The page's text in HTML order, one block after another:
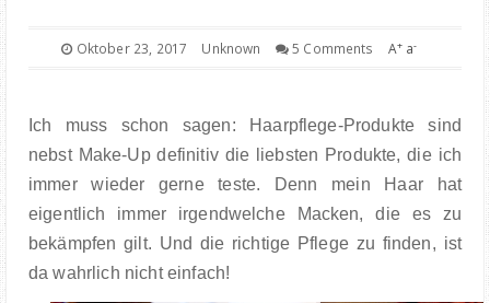
TRAVEL
KIEL INSIGHTS
COOPERATION
Oktober 23, 2017 Unknown 5 Comments A+ a-
Ich muss schon sagen: Haarpflege-Produkte sind
nebst Make-Up definitiv die liebsten Produkte, die ich
immer wieder gerne teste. Denn mein Haar hat
eigentlich immer irgendwelche Macken, die es zu
bekämpfen gilt. Und die richtige Pflege zu finden, ist
da wahrlich nicht einfach!